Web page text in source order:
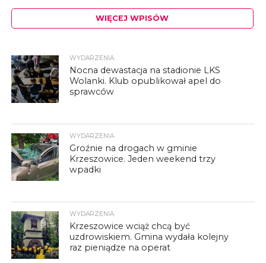
WIĘCEJ WPISÓW
WYDARZENIA
Nocna dewastacja na stadionie LKS
Wolanki. Klub opublikował apel do
sprawców
WYDARZENIA
Groźnie na drogach w gminie
Krzeszowice. Jeden weekend trzy
wpadki
WYDARZENIA
Krzeszowice wciąż chcą być
uzdrowiskiem. Gmina wydała kolejny
raz pieniądze na operat